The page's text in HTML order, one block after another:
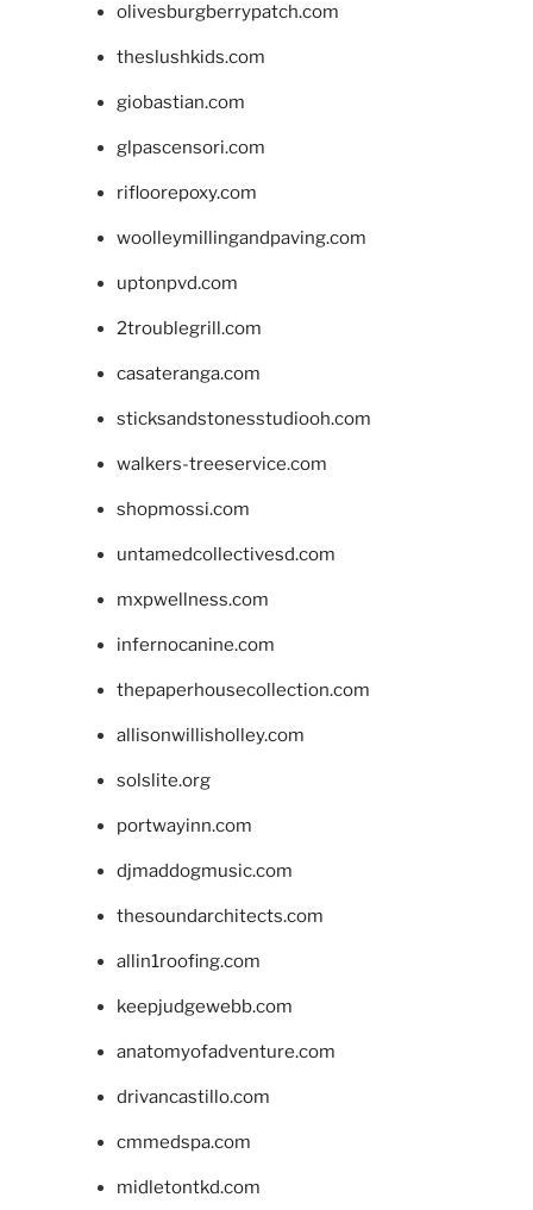
olivesburgberrypatch.com
theslushkids.com
giobastian.com
glpascensori.com
rifloorepoxy.com
woolleymillingandpaving.com
uptonpvd.com
2troublegrill.com
casateranga.com
sticksandstonesstudiooh.com
walkers-treeservice.com
shopmossi.com
untamedcollectivesd.com
mxpwellness.com
infernocanine.com
thepaperhousecollection.com
allisonwillisholley.com
solslite.org
portwayinn.com
djmaddogmusic.com
thesoundarchitects.com
allin1roofing.com
keepjudgewebb.com
anatomyofadventure.com
drivancastillo.com
cmmedspa.com
midletontkd.com